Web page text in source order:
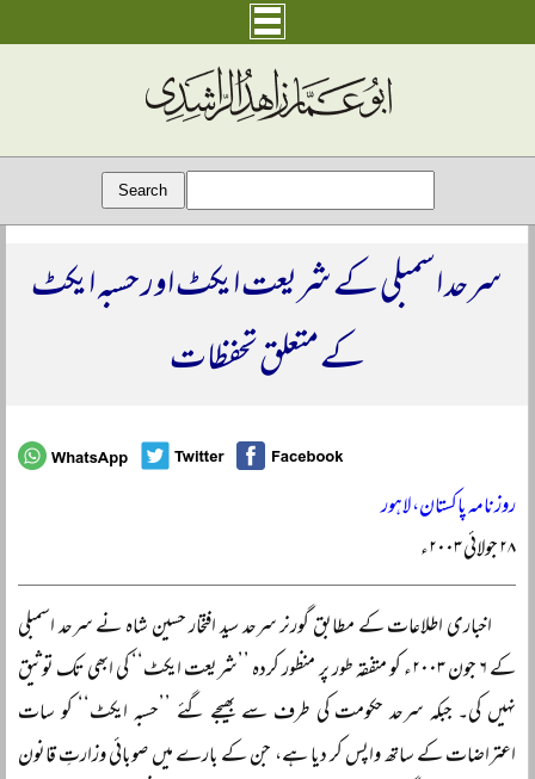
سرحد اسمبلی کے شریعت ایکٹ اور حسبہ ایکٹ
کے متعلق تحفظات
روزنامہ پاکستان، لاہور
۲۸ جولائی ۲۰۰۳ء
اخباری اطلاعات کے مطابق گورنر سرحد سید افتخار حسین شاہ نے سرحد اسمبلی
کے ۶ جون ۲۰۰۳ء کو متفقہ طور پر منظور کردہ ’’شریعت ایکٹ‘‘ کی ابھی تک توثیق
نہیں کی۔ جبکہ سرحد حکومت کی طرف سے بھیجے گئے ’’حسبہ ایکٹ‘‘ کو سات
اعتراضات کے ساتھ واپس کر دیا ہے، جن کے بارے میں صوبائی وزارتِ قانون